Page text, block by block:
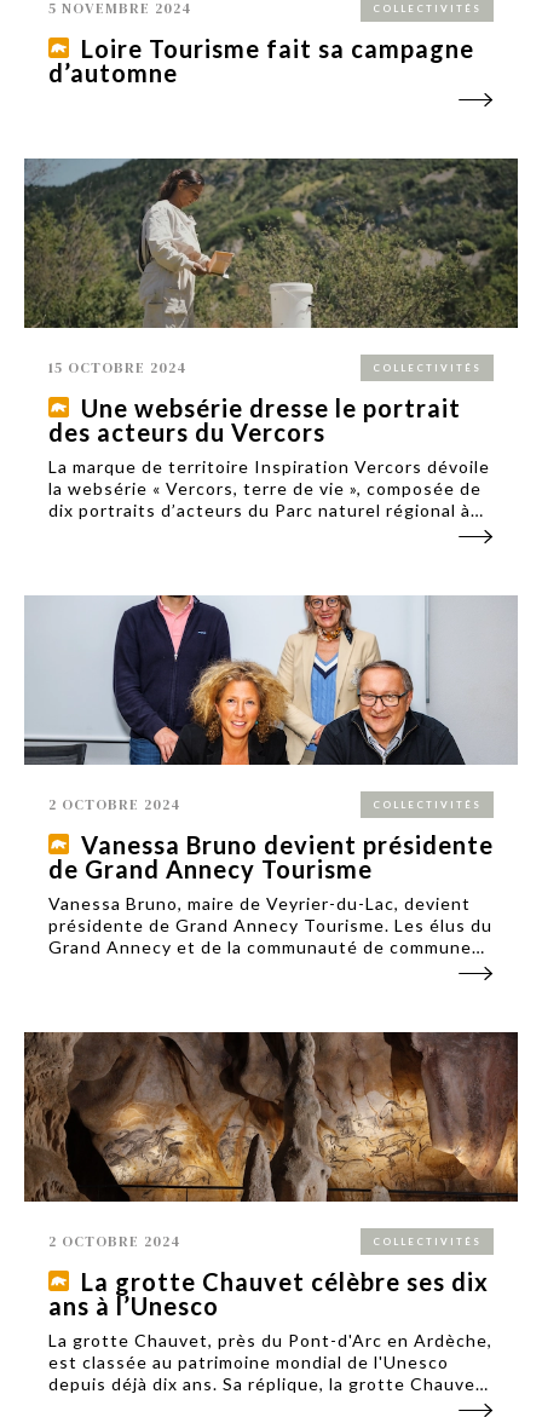
5 NOVEMBRE 2024 COLLECTIVITÉS
Loire Tourisme fait sa campagne
d’automne
15 OCTOBRE 2024 COLLECTIVITÉS
Une websérie dresse le portrait
des acteurs du Vercors
La marque de territoire Inspiration Vercors dévoile
la websérie « Vercors, terre de vie », composée de
dix portraits d’acteurs du Parc naturel régional à
2 OCTOBRE 2024 COLLECTIVITÉS
Vanessa Bruno devient présidente
de Grand Annecy Tourisme
Vanessa Bruno, maire de Veyrier-du-Lac, devient
présidente de Grand Annecy Tourisme. Les élus du
Grand Annecy et de la communauté de communes
Fier et Usses ont approuvé, le 26 septembre, les
2 OCTOBRE 2024 COLLECTIVITÉS
La grotte Chauvet célèbre ses dix
ans à l’Unesco
La grotte Chauvet, près du Pont-d'Arc en Ardèche,
est classée au patrimoine mondial de l'Unesco
depuis déjà dix ans. Sa réplique, la grotte Chauvet
2, bénéficie des retombées de cette inscription.